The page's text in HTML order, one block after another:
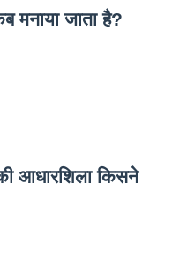
मनाया जाता है?
आधारशिला किसने